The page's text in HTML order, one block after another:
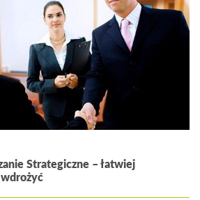
Strategiczne – łatwiej